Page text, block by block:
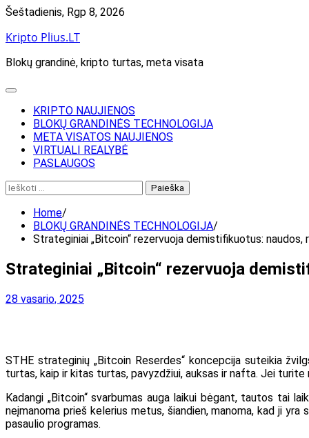
Skip
content
Šeštadienis, Rgp 8, 2026
Kripto Plius.LT
Blokų grandinė, kripto turtas, meta visata
KRIPTO NAUJIENOS
BLOKŲ GRANDINĖS TECHNOLOGIJA
META VISATOS NAUJIENOS
VIRTUALI REALYBĖ
PASLAUGOS
Ieškoti:
Home
BLOKŲ GRANDINĖS TECHNOLOGIJA
Strateginiai „Bitcoin“ rezervuoja demistifikuotus: naudos,
Strateginiai „Bitcoin“ rezervuoja
28 vasario, 2025
STHE strateginių „Bitcoin Reserdes“ koncepcija suteikia
turtas, kaip ir kitas turtas, pavyzdžiui, auksas ir nafta. Jei
Kadangi „Bitcoin“ svarbumas auga laikui bėgant, tautos tai
neįmanoma prieš kelerius metus, šiandien, manoma, kad ji
pasaulio programas.